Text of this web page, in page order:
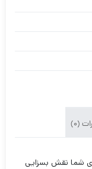
(0)
شما نقش بسزایی